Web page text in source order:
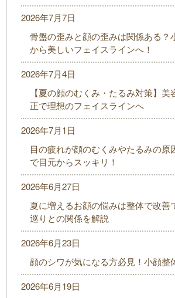
骨盤の歪みと顔の歪みは関係ある？
から美しいフェイスラインへ！
2026年7月7日
【夏の顔のむくみ・たるみ対策】美
正で理想のフェイスラインへ
2026年7月4日
目の疲れが顔のむくみやたるみの原
で目元からスッキリ！
2026年7月1日
夏に増えるお顔の悩みは整体で改善
巡りとの関係を解説
2026年6月27日
顔のシワが気になる方必見！小顔整
2026年6月23日
2026年6月19日